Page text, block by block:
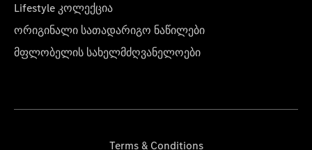
Lifestyle კოლექცია
ორიგინალი სათადარიგო ნაწილები
მფლობელის სახელმძღვანელოები
Terms & Conditions